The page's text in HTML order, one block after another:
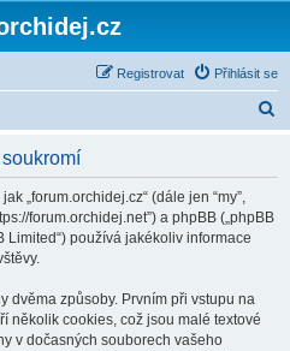
Přihlásit se
Registrovat
„forum.orchidej.cz“ (dále jen “my”,
forum.orchidej.net”) a phpBB („phpBB
Limited“) používá jakékoliv informace
dvěma způsoby. Prvním při vstupu na
několik cookies, což jsou malé textové
v dočasných souborech vašeho